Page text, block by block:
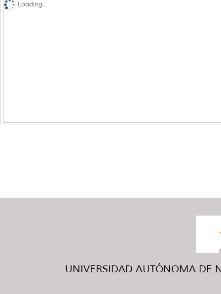
Loading...
UNIVERSIDAD AUTÓNOMA DE